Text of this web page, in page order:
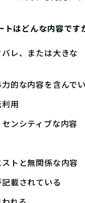
トはどんな内容です
レ、または大きな
的な内容を含んで
用
ンシティブな内容
トと無関係な内容
載されている